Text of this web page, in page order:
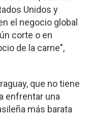
Unidos y
el negocio global
corte o en
de la carne”,
que no tiene
enfrentar una
más barata